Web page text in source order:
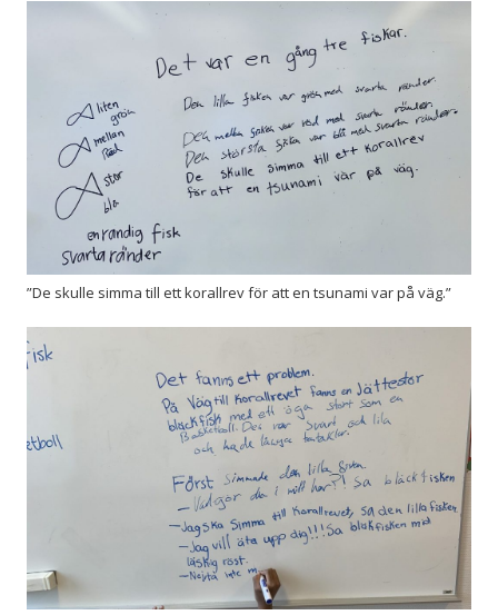
”De skulle simma till ett korallrev för att en tsunami var på väg.”